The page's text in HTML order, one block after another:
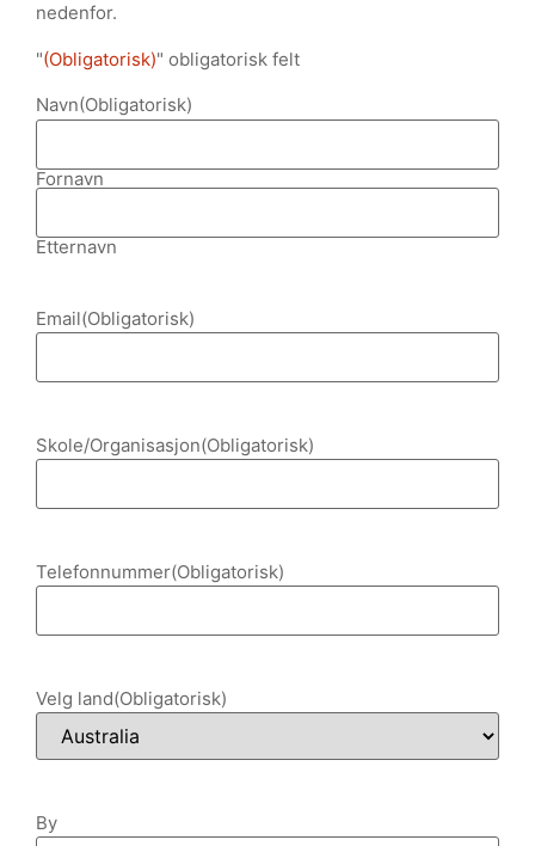
nedenfor.
"(Obligatorisk)" obligatorisk felt
Navn(Obligatorisk)
Fornavn
Etternavn
Email(Obligatorisk)
Skole/Organisasjon(Obligatorisk)
Telefonnummer(Obligatorisk)
Velg land(Obligatorisk)
By